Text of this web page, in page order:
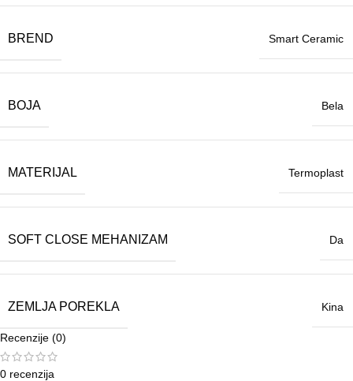
BREND Smart Ceramic
BOJA Bela
MATERIJAL Termoplast
SOFT CLOSE MEHANIZAM Da
ZEMLJA POREKLA Kina
Recenzije (0)
0 recenzija